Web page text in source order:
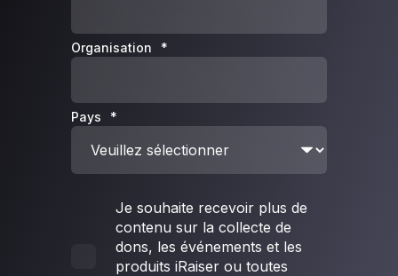
Organisation *
Pays *
Je souhaite recevoir plus de
contenu sur la collecte de
dons, les événements et les
produits iRaiser ou toutes